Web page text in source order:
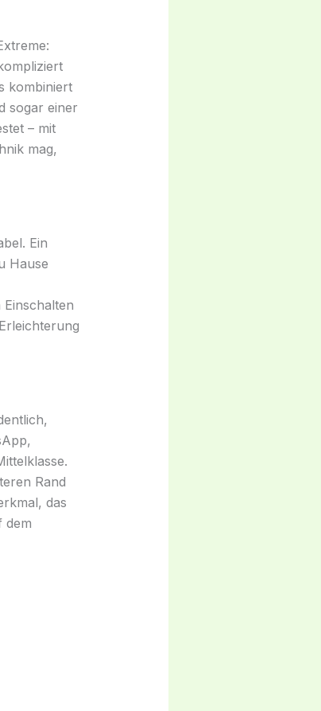
kombiniert
sogar einer
– mit
mag,
Ein
Hause
Rand
das
dem